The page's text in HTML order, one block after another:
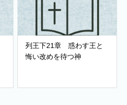
列王下21章 惑わす王と
悔い改めを待つ神